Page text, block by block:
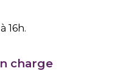
16h.
charge